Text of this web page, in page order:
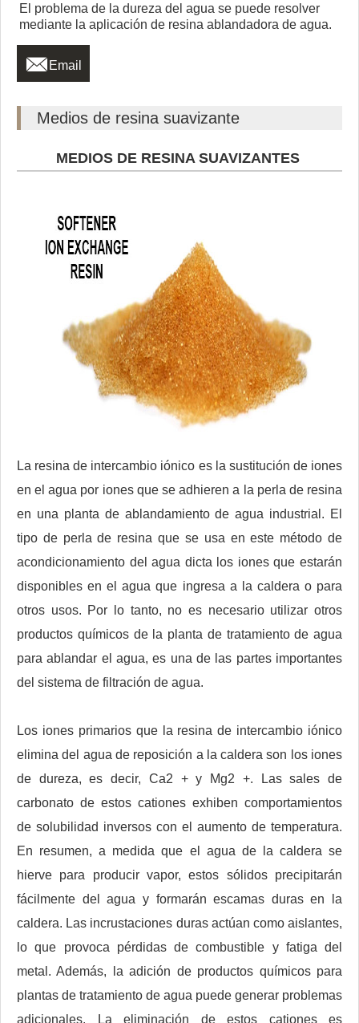
El problema de la dureza del agua se puede resolver
mediante la aplicación de resina ablandadora de agua.
 Email
Medios de resina suavizante
MEDIOS DE RESINA SUAVIZANTES
La resina de intercambio iónico es la sustitución de iones
en el agua por iones que se adhieren a la perla de resina
en una planta de ablandamiento de agua industrial. El
tipo de perla de resina que se usa en este método de
acondicionamiento del agua dicta los iones que estarán
disponibles en el agua que ingresa a la caldera o para
otros usos. Por lo tanto, no es necesario utilizar otros
productos químicos de la planta de tratamiento de agua
para ablandar el agua, es una de las partes importantes
del sistema de filtración de agua.
Los iones primarios que la resina de intercambio iónico
elimina del agua de reposición a la caldera son los iones
de dureza, es decir, Ca2 + y Mg2 +. Las sales de
carbonato de estos cationes exhiben comportamientos
de solubilidad inversos con el aumento de temperatura.
En resumen, a medida que el agua de la caldera se
hierve para producir vapor, estos sólidos precipitarán
fácilmente del agua y formarán escamas duras en la
caldera. Las incrustaciones duras actúan como aislantes,
lo que provoca pérdidas de combustible y fatiga del
metal. Además, la adición de productos químicos para
plantas de tratamiento de agua puede generar problemas
adicionales. La eliminación de estos cationes es